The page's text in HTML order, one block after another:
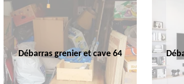
Débarras grenier et cave 64